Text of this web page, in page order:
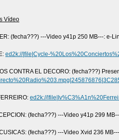
Vídeo
(fecha???) ---Video y41p 250 MB---: e-
ed2k://|file|Cycle-
CONTRA EL DECORO: (fecha???)
ed2k://
(fecha???) ---Video y41p 299
(fecha???) ---Video Xvid 236